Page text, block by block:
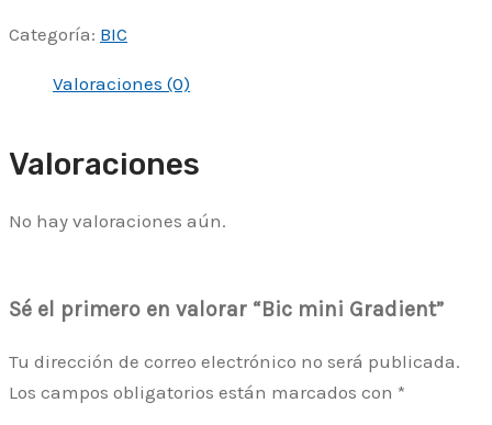
Categoría: BIC
Valoraciones (0)
Valoraciones
No hay valoraciones aún.
Sé el primero en valorar “Bic mini Gradient”
Tu dirección de correo electrónico no será publicada.
Los campos obligatorios están marcados con *